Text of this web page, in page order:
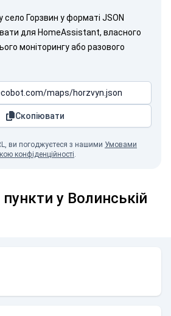
село Горзвин у форматі JSON
для HomeAssistant, власного
моніторингу або разового
Скопіювати
ви погоджуєтеся з нашими Умовами
конфіденційності.
пункти у Волинській